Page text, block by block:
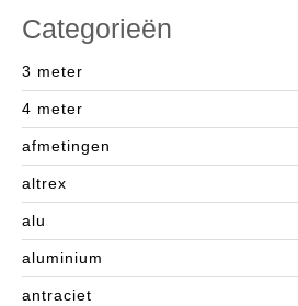
Categorieën
3 meter
4 meter
afmetingen
altrex
alu
aluminium
antraciet